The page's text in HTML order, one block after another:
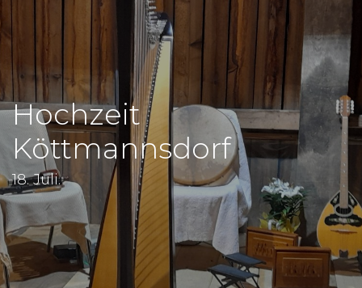
Hochzeit
Köttmannsdorf
18. Juli.